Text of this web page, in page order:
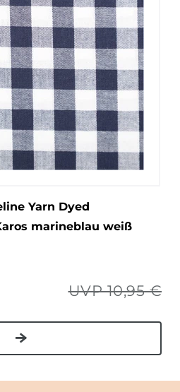
Yarn Dyed
marineblau weiß
UVP 10,95 €